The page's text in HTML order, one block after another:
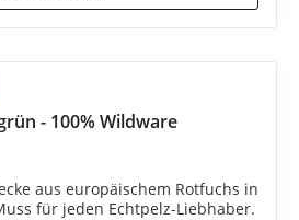
- 100% Wildware
aus europäischem Rotfuchs in
für jeden Echtpelz-Liebhaber.